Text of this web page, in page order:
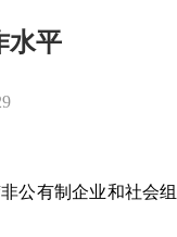
水平
非公有制企业和社会